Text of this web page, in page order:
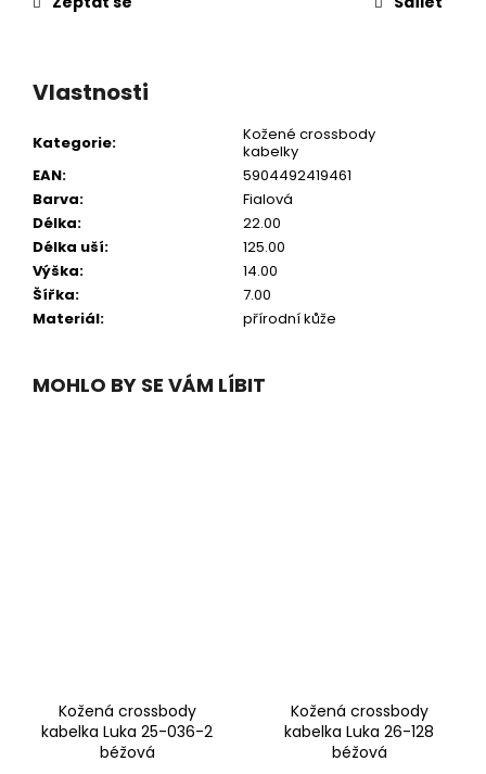
Vlastnosti
Kategorie:
Kožené crossbody
kabelky
EAN:
5904492419461
Barva:
Fialová
Délka:
22.00
Délka uší:
125.00
Výška:
14.00
Šířka:
7.00
Materiál: přírodní kůže
MOHLO BY SE VÁM LÍBIT
Kožená crossbody
kabelka Luka 25-036-2
béžová
Kožená crossbody
kabelka Luka 26-128
béžová